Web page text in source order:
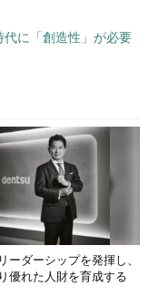
代に「創造性」が必要
ーダーシップを発揮し、
優れた人財を育成する